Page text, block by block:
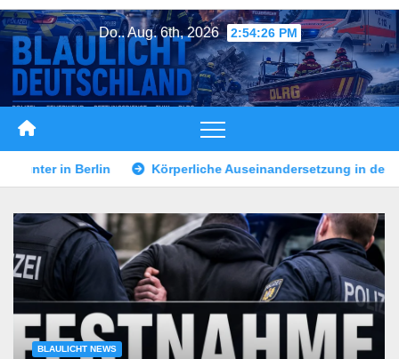
Zum
Inhalt
springen
Do.. Aug. 6th, 2026 2:54:28 PM
Auseinandersetzung in der Landshuter Altstadt Mann
BLAULICHT NEWS